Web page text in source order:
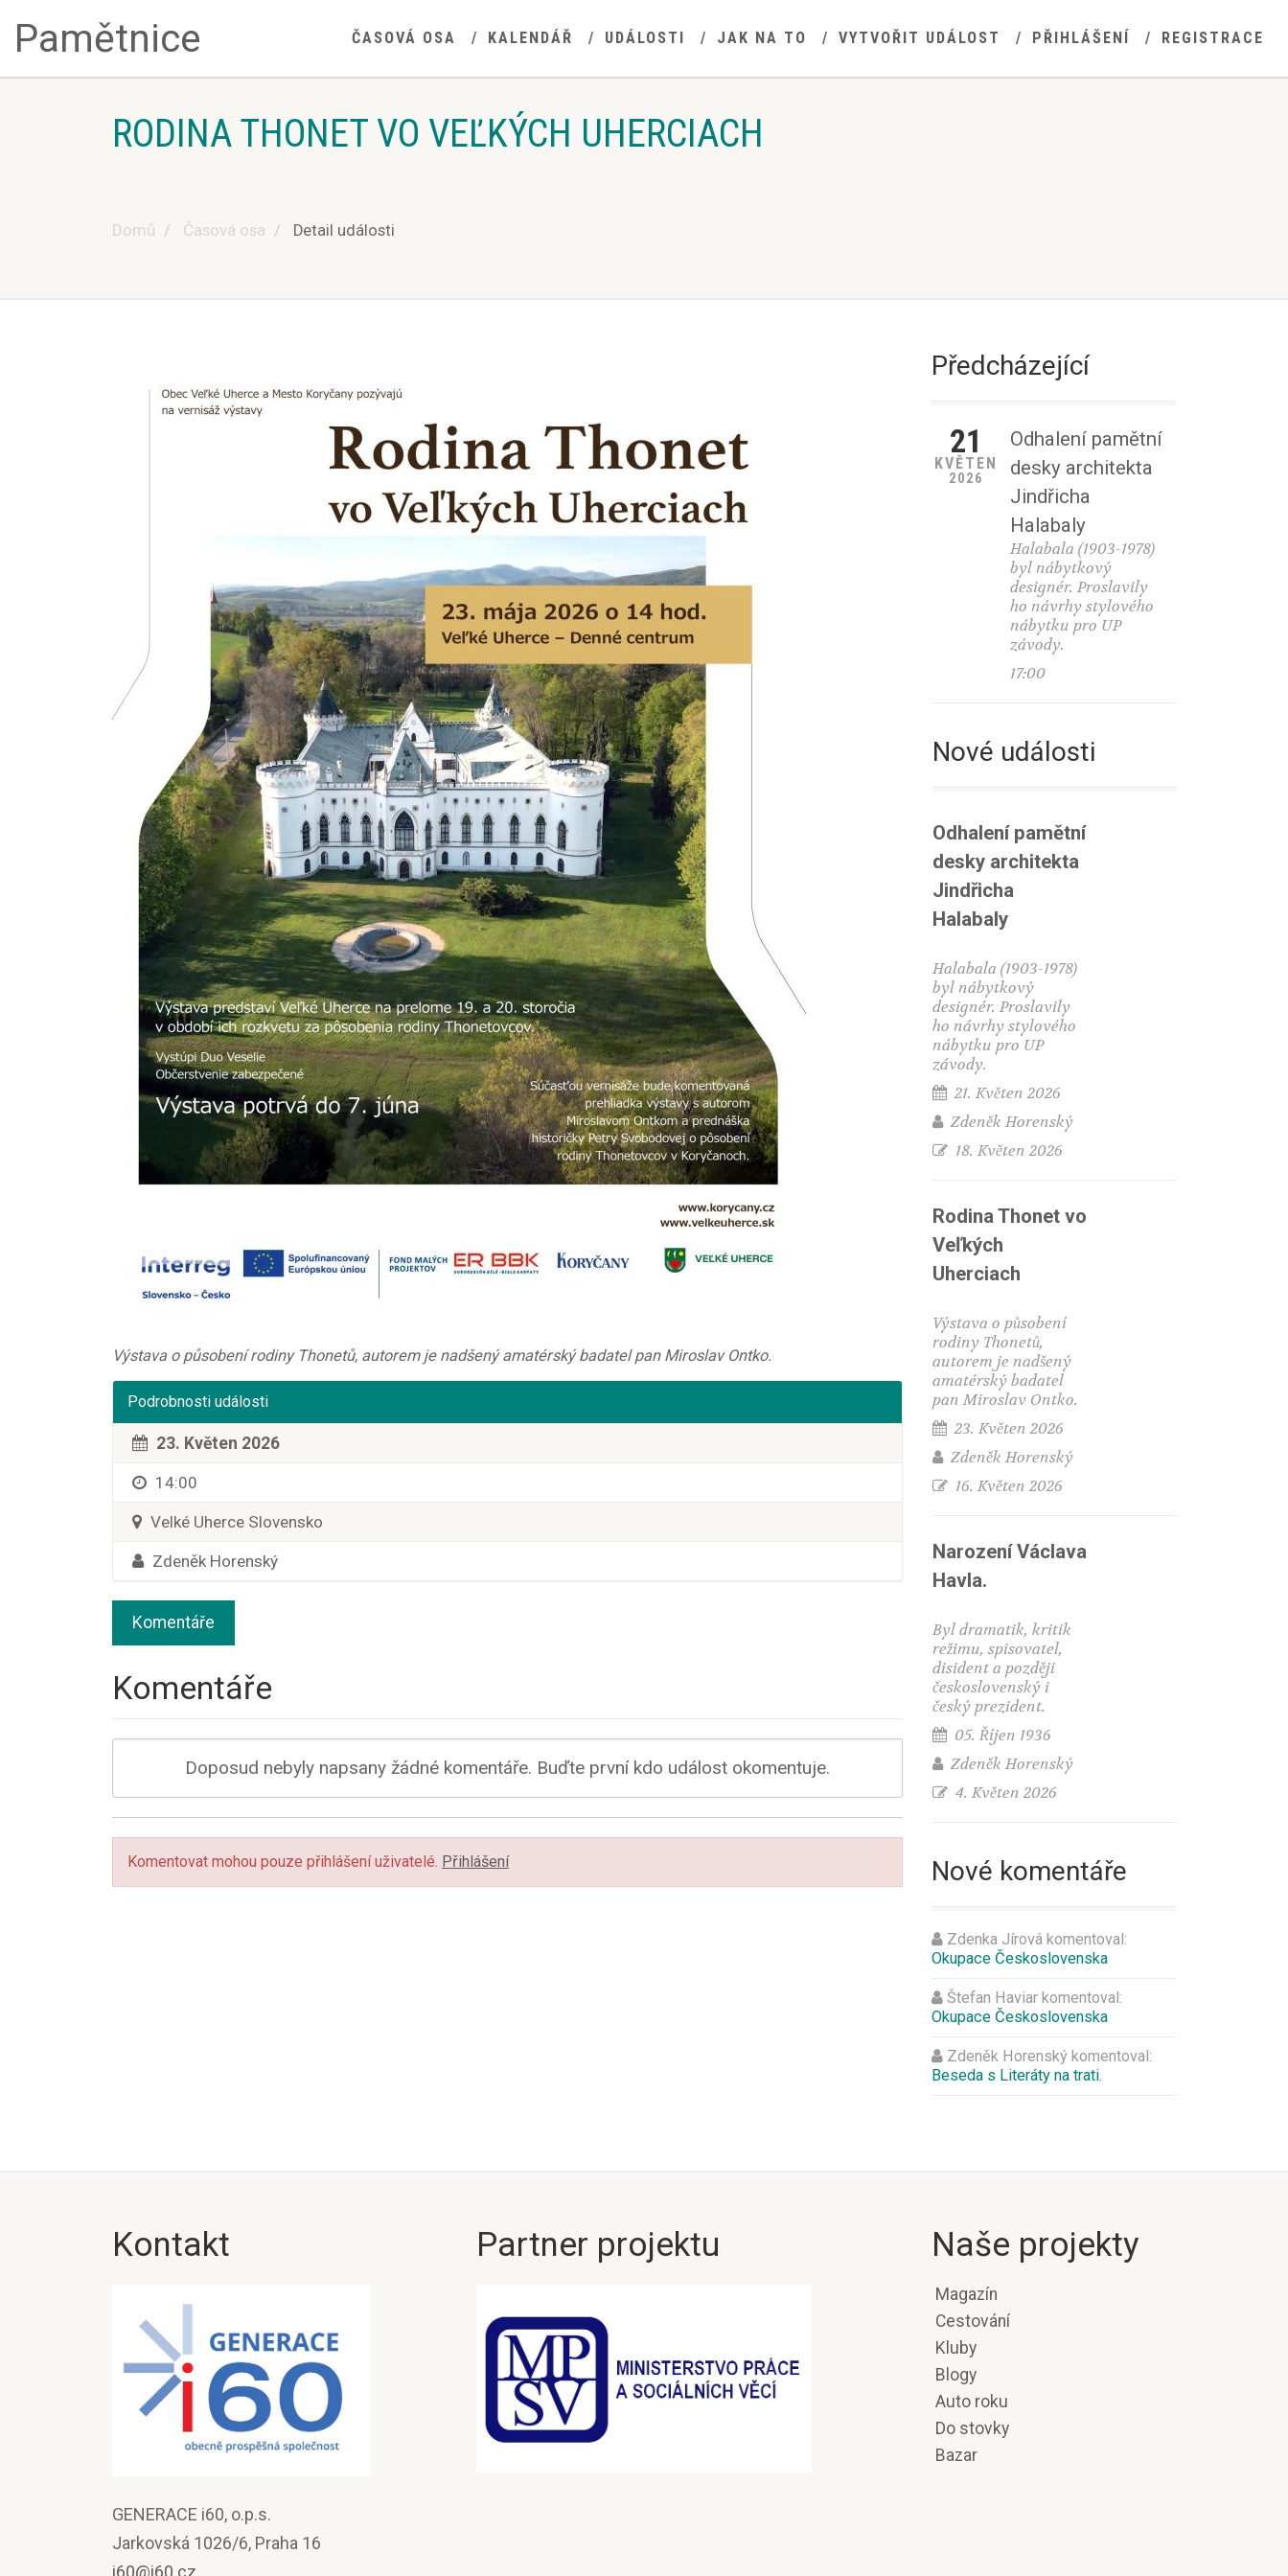
Pamětnice ČASOVÁ OSA KALENDÁŘ UDÁLOSTI JAK NA TO VYTVOŘIT UDÁLOST PŘIHLÁŠENÍ REGISTRACE
RODINA THONET VO VEĽKÝCH UHERCIACH
Domů Časová osa Detail události
Výstava o působení rodiny Thonetů, autorem je nadšený amatérský badatel pan Miroslav Ontko.
Podrobnosti události
23. Květen 2026
14:00
Velké Uherce Slovensko
Zdeněk Horenský
Komentáře
Komentáře
Doposud nebyly napsany žádné komentáře. Buďte první kdo událost okomentuje.
Komentovat mohou pouze přihlášení uživatelé. Přihlášení
Předcházející
21
KVĚTEN
2026
Odhalení pamětní
desky architekta
Jindřicha
Halabaly
Halabala (1903-1978)
byl nábytkový
designér. Proslavily
ho návrhy stylového
nábytku pro UP
závody.
17:00
Nové události
Odhalení pamětní
desky architekta
Jindřicha
Halabaly
Halabala (1903-1978)
byl nábytkový
designér. Proslavily
ho návrhy stylového
nábytku pro UP
závody.
21. Květen 2026
Zdeněk Horenský
18. Květen 2026
Rodina Thonet vo
Veľkých
Uherciach
Výstava o působení
rodiny Thonetů,
autorem je nadšený
amatérský badatel
pan Miroslav Ontko.
23. Květen 2026
Zdeněk Horenský
16. Květen 2026
Narození Václava
Havla.
Byl dramatik, kritik
režimu, spisovatel,
disident a později
československý i
český prezident.
05. Říjen 1936
Zdeněk Horenský
4. Květen 2026
Nové komentáře
Zdenka Jírová komentoval:
Okupace Československa
Štefan Haviar komentoval:
Okupace Československa
Zdeněk Horenský komentoval:
Beseda s Literáty na trati.
Kontakt
GENERACE i60, o.p.s.
Jarkovská 1026/6, Praha 16
i60@i60.cz
Partner projektu Naše projekty
Magazín
Cestování
Kluby
Blogy
Auto roku
Do stovky
Bazar